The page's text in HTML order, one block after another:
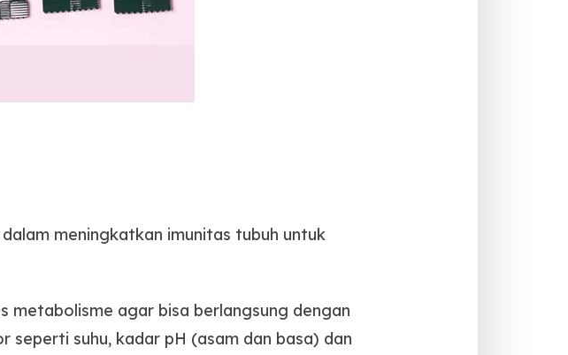
meningkatkan imunitas tubuh untuk
metabolisme agar bisa berlangsung dengan
suhu, kadar pH (asam dan basa) dan